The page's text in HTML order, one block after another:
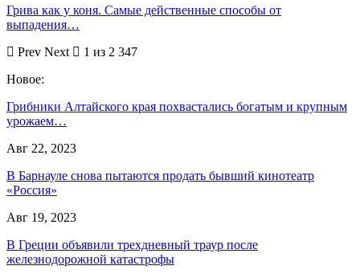
Грива как у коня. Самые действенные способы от
выпадения…
Prev Next
1 из 2 347
Новое:
Грибники Алтайского края похвастались богатым и крупным
урожаем…
Авг 22, 2023
В Барнауле снова пытаются продать бывший кинотеатр
«Россия»
Авг 19, 2023
В Греции объявили трехдневный траур после
железнодорожной катастрофы